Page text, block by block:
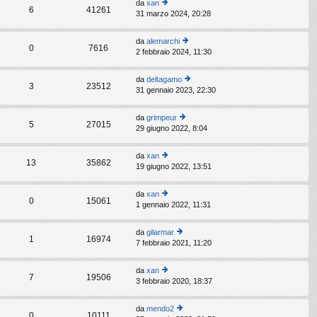
o
m
e
s
a
g
gi
o
6 41261
da xan
e
im
o
m
e
s
a
g
gi
o
31 marzo 2024, 20:28
0 7616
da alemarchi
e
ult
im
o
m
e
s
a
gi
o
2 febbraio 2024, 11:30
3 23512
da deltagamo
e
o
m
s
a
gi
o
31 gennaio 2023, 22:30
5 27015
da grimpeur
e
o
m
s
a
g
gi
o
29 giugno 2022, 8:04
13 35862
da xan
e
ult
im
o
m
e
s
a
g
gi
o
19 giugno 2022, 13:51
0 15061
da xan
e
im
o
m
e
s
a
g
1 gennaio 2022, 11:31
1 16974
da gilarmar
e
o
m
e
7 febbraio 2021, 11:20
7 19506
da xan
e
im
3 febbraio 2020, 18:37
da mendo2